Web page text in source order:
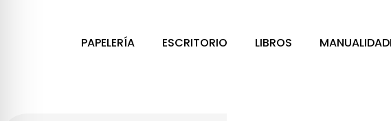
PAPELERÍA ESCRITORIO LIBROS